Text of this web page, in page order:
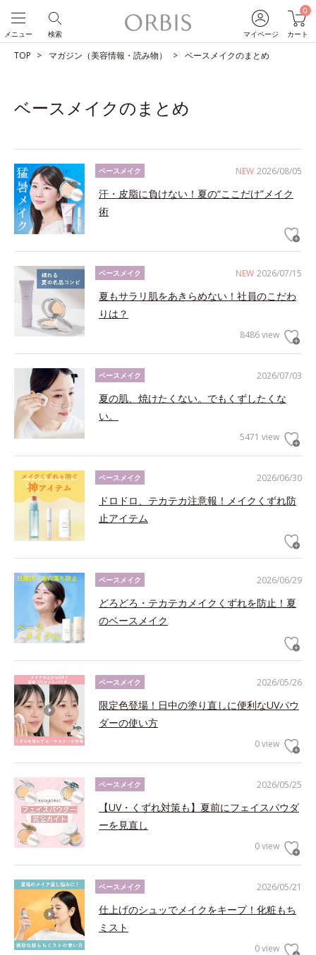
マイページ
0
カート
検索
メニュー
TOP マガジン（美容情報・読み物） ベースメイクのまとめ
ベースメイクのまとめ
NEW 2026/08/05
ベースメイク
汗・皮脂に負けない！夏の“ここだけ”メイク
術
NEW 2026/07/15
ベースメイク
夏もサラリ肌をあきらめない！社員のこだわ
りは？
8486 view
2026/07/03
ベースメイク
夏の肌、焼けたくない。でもくずしたくな
い。
5471 view
2026/06/30
ベースメイク
ドロドロ、テカテカ注意報！メイクくずれ防
止アイテム
2026/06/29
ベースメイク
どろどろ・テカテカメイクくずれを防止！夏
のベースメイク
2026/05/26
ベースメイク
限定色登場！日中の塗り直しに便利なUVパウ
ダーの使い方
0 view
2026/05/25
ベースメイク
【UV・くずれ対策も】夏前にフェイスパウダ
ーを見直し
0 view
2026/05/21
ベースメイク
仕上げのシュッでメイクをキープ！化粧もち
ミスト
0 view